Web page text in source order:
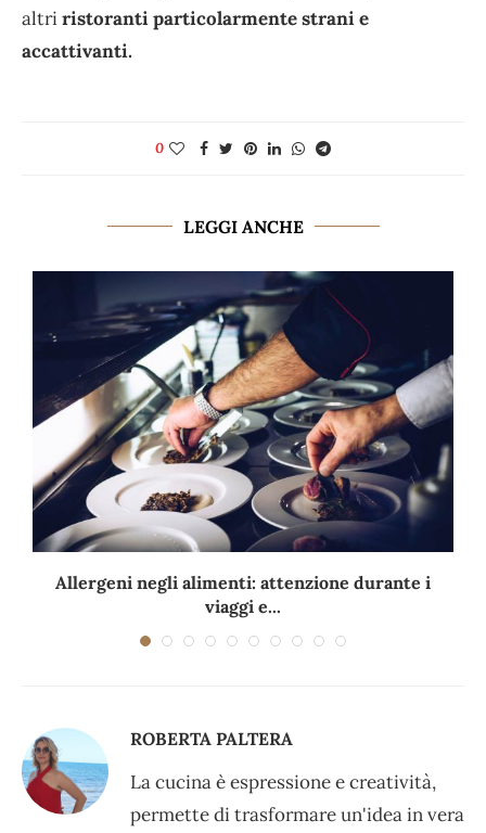
altriristoranti particolarmente strani e
accattivanti.
0
LEGGI ANCHE
Allergeni negli alimenti: attenzione durante i
viaggi e...
ROBERTA PALTERA
La cucina è espressione e creatività,
permette di trasformare un'idea in vera